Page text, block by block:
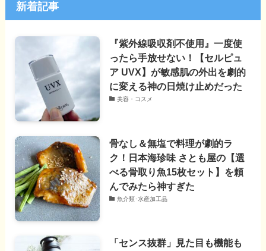
新着記事
『紫外線吸収剤不使用』一度使
ったら手放せない！【セルピュ
ア UVX】が敏感肌の外出を劇的
に変える神の日焼け止めだった
美容・コスメ
骨なし＆無塩で料理が劇的ラ
ク！日本海珍味 さとも屋の【選
べる骨取り魚15枚セット】を頼
んでみたら神すぎた
魚介類･水産加工品
「センス抜群」見た目も機能も